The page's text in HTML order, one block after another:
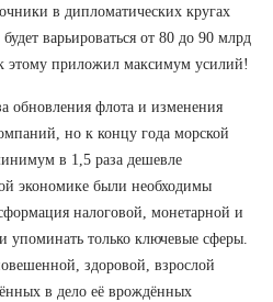
в дипломатических кругах
варьироваться от 80 до 90 млрд
этому приложил максимум усилий!
обновления флота и изменения
но к концу года морской
в 1,5 раза дешевле
экономике были необходимы
налоговой, монетарной и
упоминать только ключевые сферы.
здоровой, взрослой
в дело её врождённых